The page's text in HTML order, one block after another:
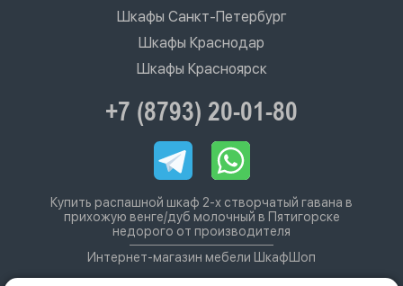
Шкафы Санкт-Петербург
Шкафы Краснодар
Шкафы Красноярск
+7 (8793) 20-01-80
Купить распашной шкаф 2-х створчатый гавана в
прихожую венге/дуб молочный в Пятигорске
недорого от производителя
Интернет-магазин мебели ШкафШоп